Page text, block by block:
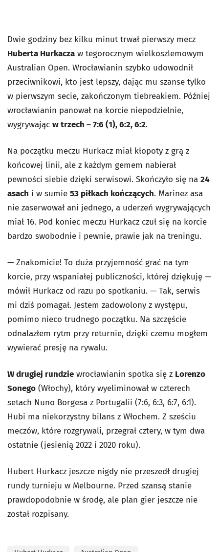
Dwie godziny bez kilku minut trwał pierwszy mecz
Huberta Hurkacza w tegorocznym wielkoszlemowym
Australian Open. Wrocławianin szybko udowodnił
przeciwnikowi, kto jest lepszy, dając mu szanse tylko
w pierwszym secie, zakończonym tiebreakiem. Później
wrocławianin panował na korcie niepodzielnie,
wygrywając w trzech – 7:6 (1), 6:2, 6:2.
Na początku meczu Hurkacz miał kłopoty z grą z
końcowej linii, ale z każdym gemem nabierał
pewności siebie dzięki serwisowi. Skończyło się na 24
asach i w sumie 53 piłkach kończących. Marinez asa
nie zaserwował ani jednego, a uderzeń wygrywających
miał 16. Pod koniec meczu Hurkacz czuł się na korcie
bardzo swobodnie i pewnie, prawie jak na treningu.
— Znakomicie! To duża przyjemność grać na tym
korcie, przy wspaniałej publiczności, której dziękuję —
mówił Hurkacz od razu po spotkaniu. — Tak, serwis
mi dziś pomagał. Jestem zadowolony z występu,
pomimo nieco trudnego początku. Na szczęście
odnalazłem rytm przy returnie, dzięki czemu mogłem
wywierać presję na rywalu.
W drugiej rundzie wrocławianin spotka się z Lorenzo
Sonego (Włochy), który wyeliminował w czterech
setach Nuno Borgesa z Portugalii (7:6, 6:3, 6:7, 6:1).
Hubi ma niekorzystny bilans z Włochem. Z sześciu
meczów, które rozgrywali, przegrał cztery, w tym dwa
ostatnie (jesienią 2022 i 2020 roku).
Hubert Hurkacz jeszcze nigdy nie przeszedł drugiej
rundy turnieju w Melbourne. Przed szansą stanie
prawdopodobnie w środę, ale plan gier jeszcze nie
został rozpisany.